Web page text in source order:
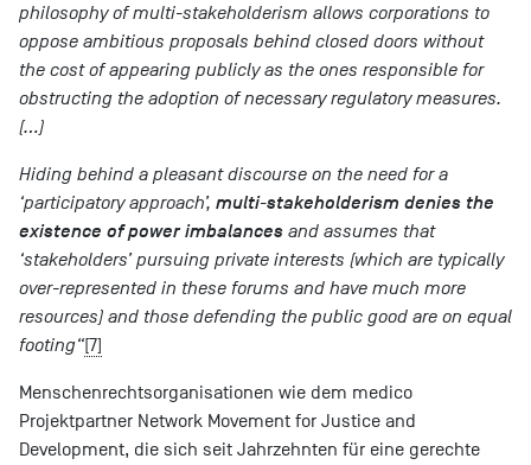
philosophy of multi-stakeholderism allows corporations to
oppose ambitious proposals behind closed doors without
the cost of appearing publicly as the ones responsible for
obstructing the adoption of necessary regulatory measures.
(…)
Hiding behind a pleasant discourse on the need for a
‘participatory approach’, multi-stakeholderism denies the
existence of power imbalances and assumes that
‘stakeholders’ pursuing private interests (which are typically
over-represented in these forums and have much more
resources) and those defending the public good are on equal
footing“[7]
Menschenrechtsorganisationen wie dem medico
Projektpartner Network Movement for Justice and
Development, die sich seit Jahrzehnten für eine gerechte